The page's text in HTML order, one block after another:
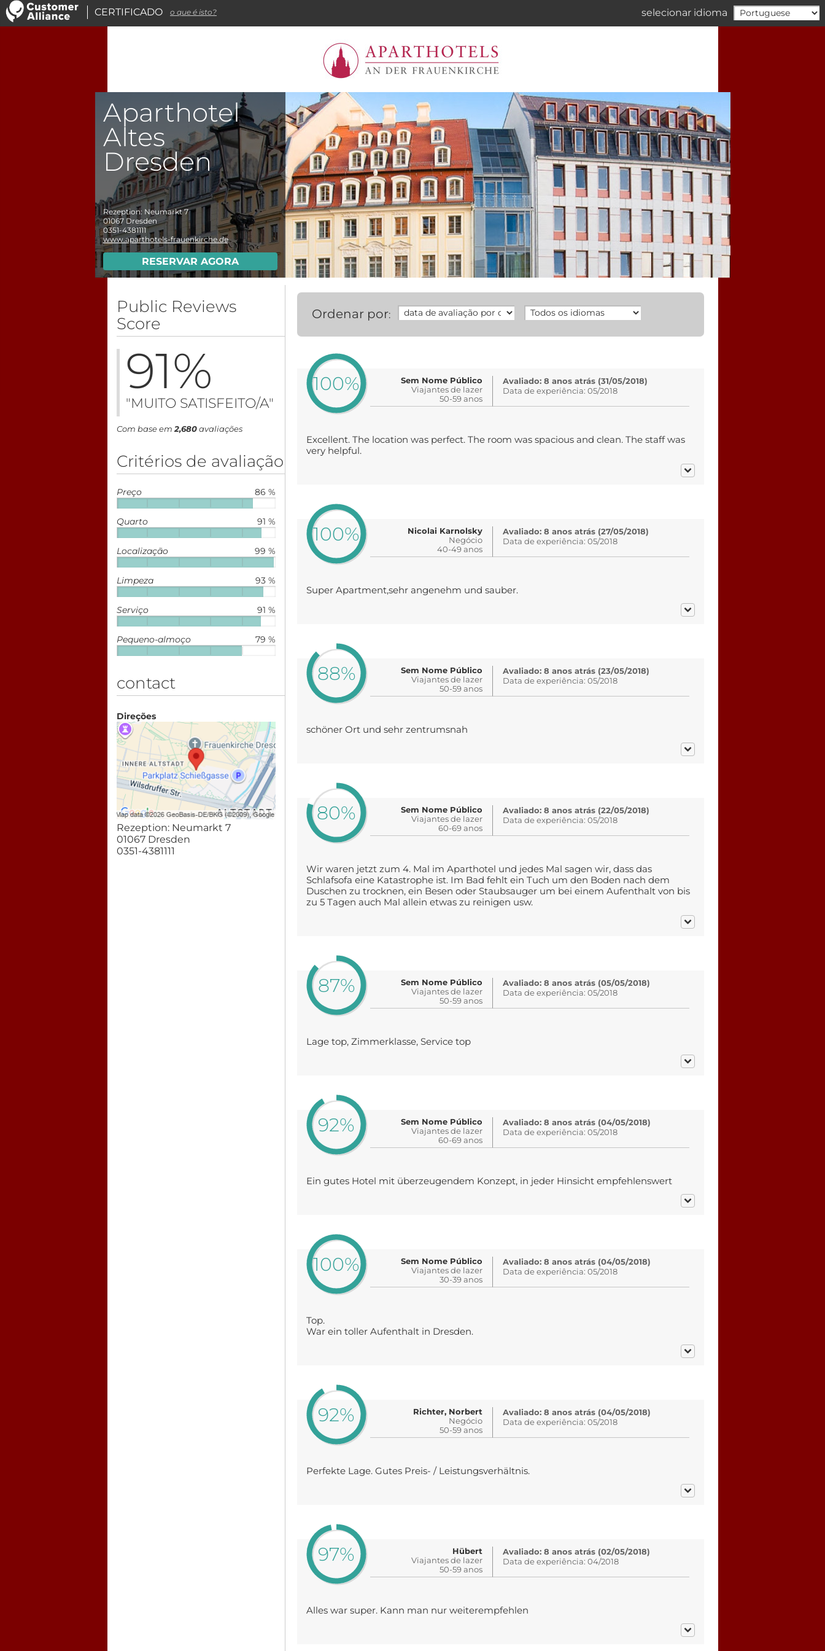
selecionar idioma
Aparthotel
Altes
Dresden
Rezeption: Neumarkt 7
01067 Dresden
0351-4381111
www.aparthotels-frauenkirche.de
RESERVAR AGORA
Public Reviews
Score
91%
"MUITO SATISFEITO/A"
Com base em 2,680avaliações
Critérios de avaliação
86 %
Preço
91 %
Quarto
99 %
Localização
93 %
Limpeza
91 %
Serviço
79 %
Pequeno-almoço
contact
Direções
Rezeption: Neumarkt 7
01067 Dresden
0351-4381111
Ordenar por:
100%
Sem Nome Público
Viajantes de lazer
50-59 anos
Avaliado: 8 anos atrás (31/05/2018)
Data de experiência: 05/2018
Excellent. The location was perfect. The room was spacious and clean. The staff was
very helpful.
100%
Nicolai Karnolsky
Negócio
40-49 anos
Avaliado: 8 anos atrás (27/05/2018)
Data de experiência: 05/2018
Super Apartment,sehr angenehm und sauber.
88%
Sem Nome Público
Viajantes de lazer
50-59 anos
Avaliado: 8 anos atrás (23/05/2018)
Data de experiência: 05/2018
schöner Ort und sehr zentrumsnah
80%
Sem Nome Público
Viajantes de lazer
60-69 anos
Avaliado: 8 anos atrás (22/05/2018)
Data de experiência: 05/2018
Wir waren jetzt zum 4. Mal im Aparthotel und jedes Mal sagen wir, dass das
Schlafsofa eine Katastrophe ist. Im Bad fehlt ein Tuch um den Boden nach dem
Duschen zu trocknen, ein Besen oder Staubsauger um bei einem Aufenthalt von bis
zu 5 Tagen auch Mal allein etwas zu reinigen usw.
87%
Sem Nome Público
Viajantes de lazer
50-59 anos
Avaliado: 8 anos atrás (05/05/2018)
Data de experiência: 05/2018
Lage top, Zimmerklasse, Service top
92%
Sem Nome Público
Viajantes de lazer
60-69 anos
Avaliado: 8 anos atrás (04/05/2018)
Data de experiência: 05/2018
Ein gutes Hotel mit überzeugendem Konzept, in jeder Hinsicht empfehlenswert
100%
Sem Nome Público
Viajantes de lazer
30-39 anos
Avaliado: 8 anos atrás (04/05/2018)
Data de experiência: 05/2018
Top.
War ein toller Aufenthalt in Dresden.
92%
Richter, Norbert
Negócio
50-59 anos
Avaliado: 8 anos atrás (04/05/2018)
Data de experiência: 05/2018
Perfekte Lage. Gutes Preis- / Leistungsverhältnis.
97%
Hübert
Viajantes de lazer
50-59 anos
Avaliado: 8 anos atrás (02/05/2018)
Data de experiência: 04/2018
Alles war super. Kann man nur weiterempfehlen
CERTIFICADO o que é isto?